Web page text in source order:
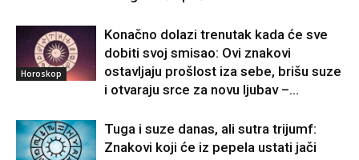
Horoskop
Konačno dolazi trenutak kada će sve
dobiti svoj smisao: Ovi znakovi
ostavljaju prošlost iza sebe, brišu suze
i otvaraju srce za novu ljubav –...
Tuga i suze danas, ali sutra trijumf:
Znakovi koji će iz pepela ustati jači